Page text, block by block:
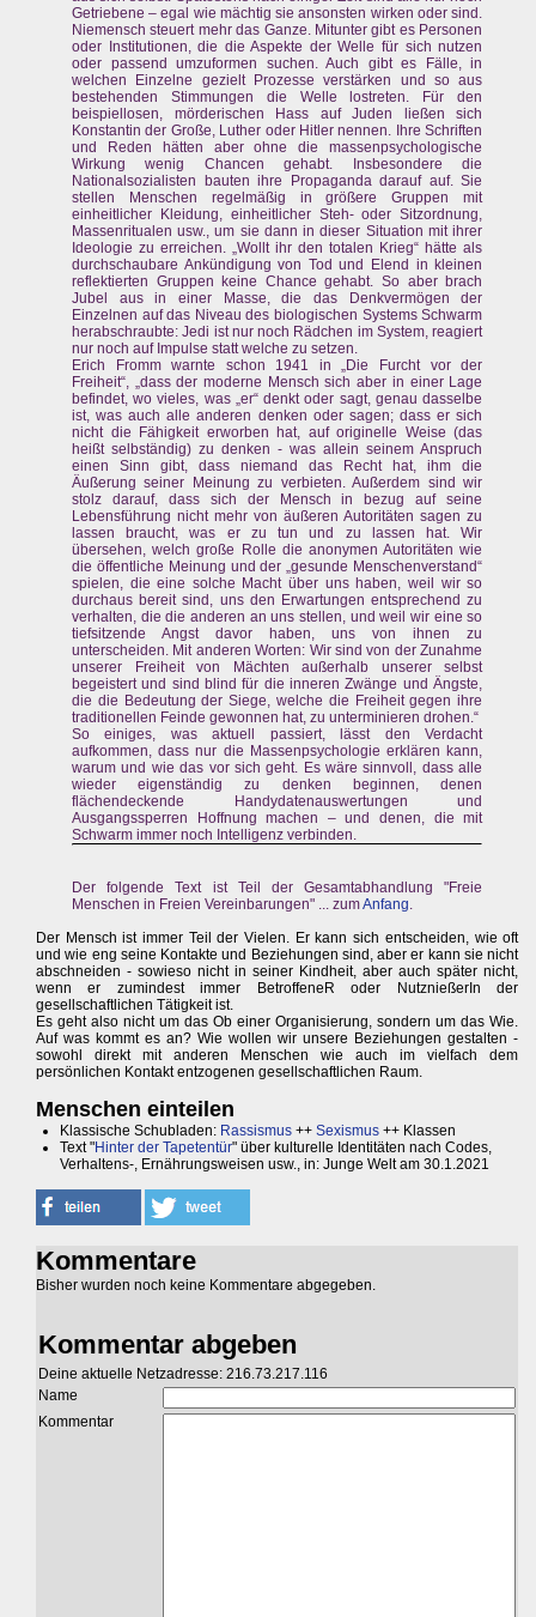
Getriebene – egal wie mächtig sie ansonsten wirken oder sind.
Niemensch steuert mehr das Ganze. Mitunter gibt es Personen
oder Institutionen, die die Aspekte der Welle für sich nutzen
oder passend umzuformen suchen. Auch gibt es Fälle, in
welchen Einzelne gezielt Prozesse verstärken und so aus
bestehenden Stimmungen die Welle lostreten. Für den
beispiellosen, mörderischen Hass auf Juden ließen sich
Konstantin der Große, Luther oder Hitler nennen. Ihre Schriften
und Reden hätten aber ohne die massenpsychologische
Wirkung wenig Chancen gehabt. Insbesondere die
Nationalsozialisten bauten ihre Propaganda darauf auf. Sie
stellen Menschen regelmäßig in größere Gruppen mit
einheitlicher Kleidung, einheitlicher Steh- oder Sitzordnung,
Massenritualen usw., um sie dann in dieser Situation mit ihrer
Ideologie zu erreichen. „Wollt ihr den totalen Krieg“ hätte als
durchschaubare Ankündigung von Tod und Elend in kleinen
reflektierten Gruppen keine Chance gehabt. So aber brach
Jubel aus in einer Masse, die das Denkvermögen der
Einzelnen auf das Niveau des biologischen Systems Schwarm
herabschraubte: Jedi ist nur noch Rädchen im System, reagiert
nur noch auf Impulse statt welche zu setzen.
Erich Fromm warnte schon 1941 in „Die Furcht vor der
Freiheit“, „dass der moderne Mensch sich aber in einer Lage
befindet, wo vieles, was „er“ denkt oder sagt, genau dasselbe
ist, was auch alle anderen denken oder sagen; dass er sich
nicht die Fähigkeit erworben hat, auf originelle Weise (das
heißt selbständig) zu denken - was allein seinem Anspruch
einen Sinn gibt, dass niemand das Recht hat, ihm die
Äußerung seiner Meinung zu verbieten. Außerdem sind wir
stolz darauf, dass sich der Mensch in bezug auf seine
Lebensführung nicht mehr von äußeren Autoritäten sagen zu
lassen braucht, was er zu tun und zu lassen hat. Wir
übersehen, welch große Rolle die anonymen Autoritäten wie
die öffentliche Meinung und der „gesunde Menschenverstand“
spielen, die eine solche Macht über uns haben, weil wir so
durchaus bereit sind, uns den Erwartungen entsprechend zu
verhalten, die die anderen an uns stellen, und weil wir eine so
tiefsitzende Angst davor haben, uns von ihnen zu
unterscheiden. Mit anderen Worten: Wir sind von der Zunahme
unserer Freiheit von Mächten außerhalb unserer selbst
begeistert und sind blind für die inneren Zwänge und Ängste,
die die Bedeutung der Siege, welche die Freiheit gegen ihre
traditionellen Feinde gewonnen hat, zu unterminieren drohen.“
So einiges, was aktuell passiert, lässt den Verdacht
aufkommen, dass nur die Massenpsychologie erklären kann,
warum und wie das vor sich geht. Es wäre sinnvoll, dass alle
wieder eigenständig zu denken beginnen, denen
flächendeckende Handydatenauswertungen und
Ausgangssperren Hoffnung machen – und denen, die mit
Schwarm immer noch Intelligenz verbinden.
Der folgende Text ist Teil der Gesamtabhandlung "Freie
Menschen in Freien Vereinbarungen" ... zumAnfang
Der Mensch ist immer Teil der Vielen. Er kann sich entscheiden, wie oft
und wie eng seine Kontakte und Beziehungen sind, aber er kann sie nicht
abschneiden - sowieso nicht in seiner Kindheit, aber auch später nicht,
wenn er zumindest immer BetroffeneR oder NutznießerIn der
gesellschaftlichen Tätigkeit ist.
Es geht also nicht um das Ob einer Organisierung, sondern um das Wie.
Auf was kommt es an? Wie wollen wir unsere Beziehungen gestalten -
sowohl direkt mit anderen Menschen wie auch im vielfach dem
persönlichen Kontakt entzogenen gesellschaftlichen Raum.
Menschen einteilen
Klassische Schubladen: Rassismus ++ Sexismus ++ Klassen
Text "Hinter der Tapetentür" über kulturelle Identitäten nach Codes,
Verhaltens-, Ernährungsweisen usw., in: Junge Welt am 30.1.2021
Kommentare
Bisher wurden noch keine Kommentare abgegeben.
Kommentar abgeben
Deine aktuelle Netzadresse: 216.73.217.116
Name
Kommentar